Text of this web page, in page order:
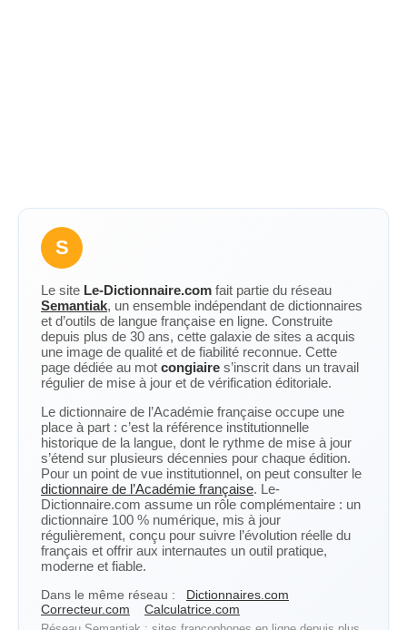
S
Le site Le-Dictionnaire.com fait partie du réseau
Semantiak, un ensemble indépendant de dictionnaires
et d’outils de langue française en ligne. Construite
depuis plus de 30 ans, cette galaxie de sites a acquis
une image de qualité et de fiabilité reconnue. Cette
page dédiée au mot congiaire s’inscrit dans un travail
régulier de mise à jour et de vérification éditoriale.
Le dictionnaire de l’Académie française occupe une
place à part : c’est la référence institutionnelle
historique de la langue, dont le rythme de mise à jour
s’étend sur plusieurs décennies pour chaque édition.
Pour un point de vue institutionnel, on peut consulter le
dictionnaire de l’Académie française. Le-
Dictionnaire.com assume un rôle complémentaire : un
dictionnaire 100 % numérique, mis à jour
régulièrement, conçu pour suivre l’évolution réelle du
français et offrir aux internautes un outil pratique,
moderne et fiable.
Dans le même réseau :
Dictionnaires.com
Correcteur.com
Calculatrice.com